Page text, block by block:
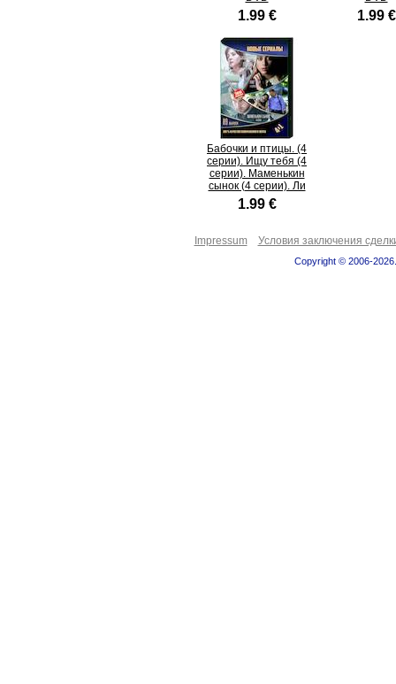
1.99 € 1.99 €
Бабочки и птицы. (4
серии). Ищу тебя (4
серии). Маменькин
сынок (4 серии). Ли
1.99 €
Impressum Условия заключения
Copyright © 2006-